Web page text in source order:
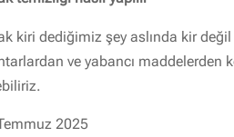
kiri dediğimiz şey aslında kir
ve yabancı maddelerden
2025